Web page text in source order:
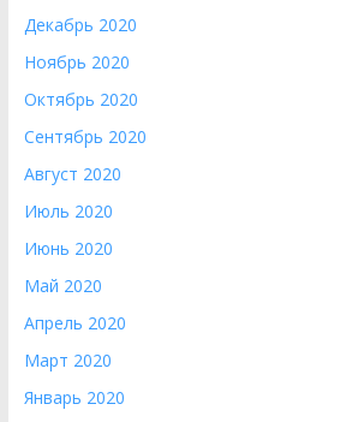
Декабрь 2020
Ноябрь 2020
Октябрь 2020
Сентябрь 2020
Август 2020
Июль 2020
Июнь 2020
Май 2020
Апрель 2020
Март 2020
Январь 2020